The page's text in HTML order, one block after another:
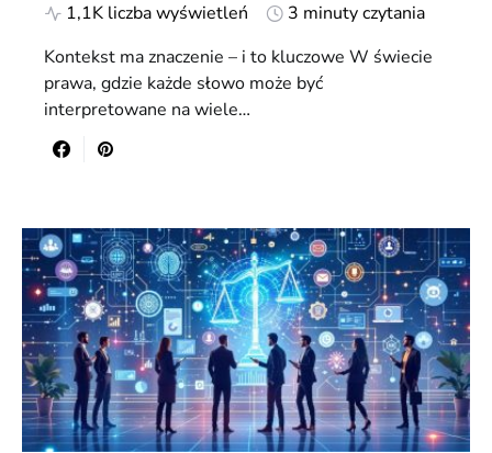
1,1K liczba wyświetleń
3 minuty czytania
Kontekst ma znaczenie – i to kluczowe W świecie
prawa, gdzie każde słowo może być
interpretowane na wiele…